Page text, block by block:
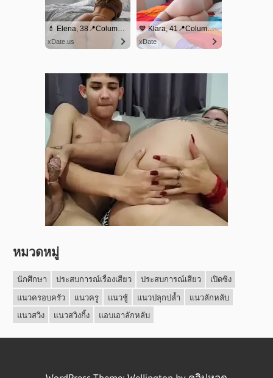
หมวดหมู่
นักศึกษา ประสบการณ์เรื่องเสียว ประสบการณ์เสียว
เปิดซิง
แนวครอบครัว
แนวครู แนวชู้ แนวปลุกปล้ำ
แนวลักหลับ
แนวสวิง
แนวสวิงกิ้ง แอบเอาลักหลับ